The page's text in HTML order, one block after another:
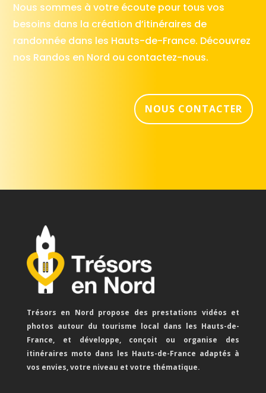
Nous sommes à votre écoute pour tous vos
besoins dans la création d’itinéraires de
randonnée dans les Hauts-de-France. Découvrez
nos Randos en Nord ou contactez-nous.
NOUS CONTACTER
Trésors en Nord propose des prestations vidéos et
photos autour du tourisme local dans les Hauts-de-
France, et développe, conçoit ou organise des
itinéraires moto dans les Hauts-de-France adaptés à
vos envies, votre niveau et votre thématique.